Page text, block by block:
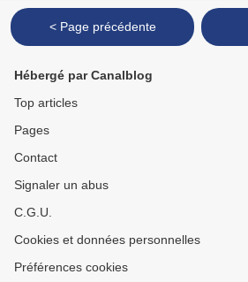
< Page précédente
Hébergé par Canalblog
Top articles
Pages
Contact
Signaler un abus
C.G.U.
Cookies et données personnelles
Préférences cookies